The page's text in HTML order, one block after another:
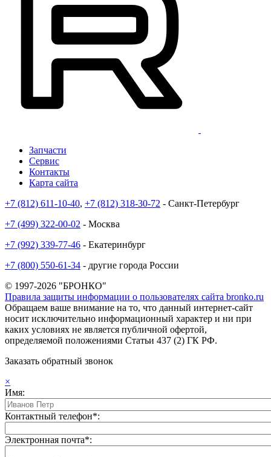
Запчасти
Сервис
Контакты
Карта сайта
+7 (812) 611-10-40, +7 (812) 318-30-72 - Санкт-Петербург
+7 (499) 322-00-02 - Москва
+7 (992) 339-77-46 - Екатеринбург
+7 (800) 550-61-34 - другие города России
© 1997-2026 "БРОНКО"
Правила защиты информации о пользователях сайта bronko.ru
Обращаем ваше внимание на то, что данный интернет-сайт
носит исключительно информационный характер и ни при
каких условиях не является публичной офертой,
определяемой положениями Статьи 437 (2) ГК РФ.
Заказать обратный звонок
×
Имя:
Контактный телефон*:
Электронная почта*: